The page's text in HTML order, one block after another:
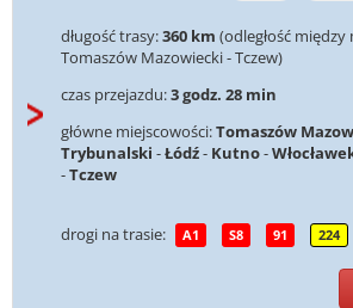
długość trasy:360 km (odległość
Tomaszów Mazowiecki - Tczew)
czas przejazdu:3 godz. 28 min
główne miejscowości:Tomaszów
Trybunalski -Łódź- Kutno-
-Tczew
drogi na trasie: A1 S8 91 224